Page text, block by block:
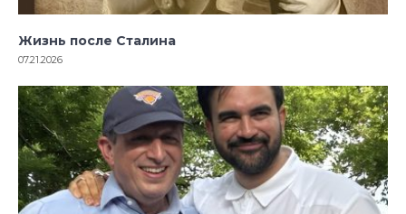
Жизнь после Сталина
07.21.2026